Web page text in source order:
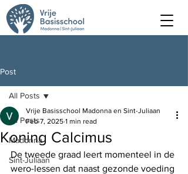
Post
All Posts
Madonna
Sint-Juliaan
All Posts
Koning Calcimus
Vrije Basisschool Madonna en Sint-Juliaan
Feb 7, 2025 1 min read
De tweede graad leert momenteel in de
wero-lessen dat naast gezonde voeding